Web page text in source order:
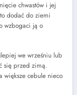
chwastów i jej
dodać do ziemi
wzbogaci ją o
we wrześniu lub
się przed zimą.
większe cebule nieco